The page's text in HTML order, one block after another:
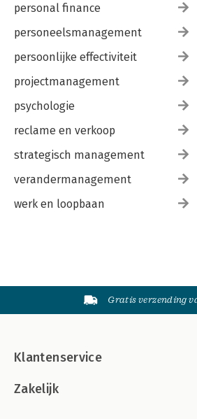
personal finance
personeelsmanagement
persoonlijke effectiviteit
projectmanagement
psychologie
reclame en verkoop
strategisch management
verandermanagement
werk en loopbaan
Gratis verzending
Klantenservice
Zakelijk